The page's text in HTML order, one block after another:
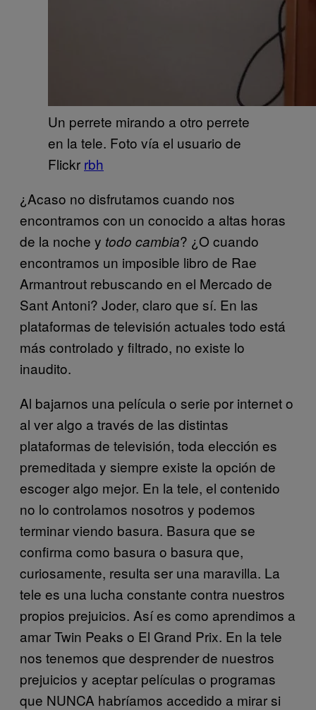
Un perrete mirando a otro perrete
en la tele. Foto vía el usuario de
Flickr rbh
¿Acaso no disfrutamos cuando nos
encontramos con un conocido a altas horas
de la noche y todo cambia? ¿O cuando
encontramos un imposible libro de Rae
Armantrout rebuscando en el Mercado de
Sant Antoni? Joder, claro que sí. En las
plataformas de televisión actuales todo está
más controlado y filtrado, no existe lo
inaudito.
Al bajarnos una película o serie por internet o
al ver algo a través de las distintas
plataformas de televisión, toda elección es
premeditada y siempre existe la opción de
escoger algo mejor. En la tele, el contenido
no lo controlamos nosotros y podemos
terminar viendo basura. Basura que se
confirma como basura o basura que,
curiosamente, resulta ser una maravilla. La
tele es una lucha constante contra nuestros
propios prejuicios. Así es como aprendimos a
amar Twin Peaks o El Grand Prix. En la tele
nos tenemos que desprender de nuestros
prejuicios y aceptar películas o programas
que NUNCA habríamos accedido a mirar si